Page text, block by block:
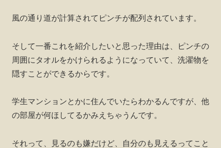
風の通り道が計算されてピンチが配列されています。
そして一番これを紹介したいと思った理由は、ピンチの
周囲にタオルをかけられるようになっていて、洗濯物を
隠すことができるからです。
学生マンションとかに住んでいたらわかるんですが、他
の部屋が何ほしてるかみえちゃうんです。
それって、見るのも嫌だけど、自分のも見えるってこと